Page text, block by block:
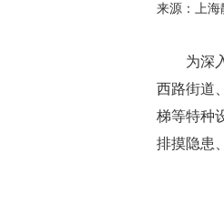
来源： 上海
为深
西路街道
梯等特种
排摸隐患